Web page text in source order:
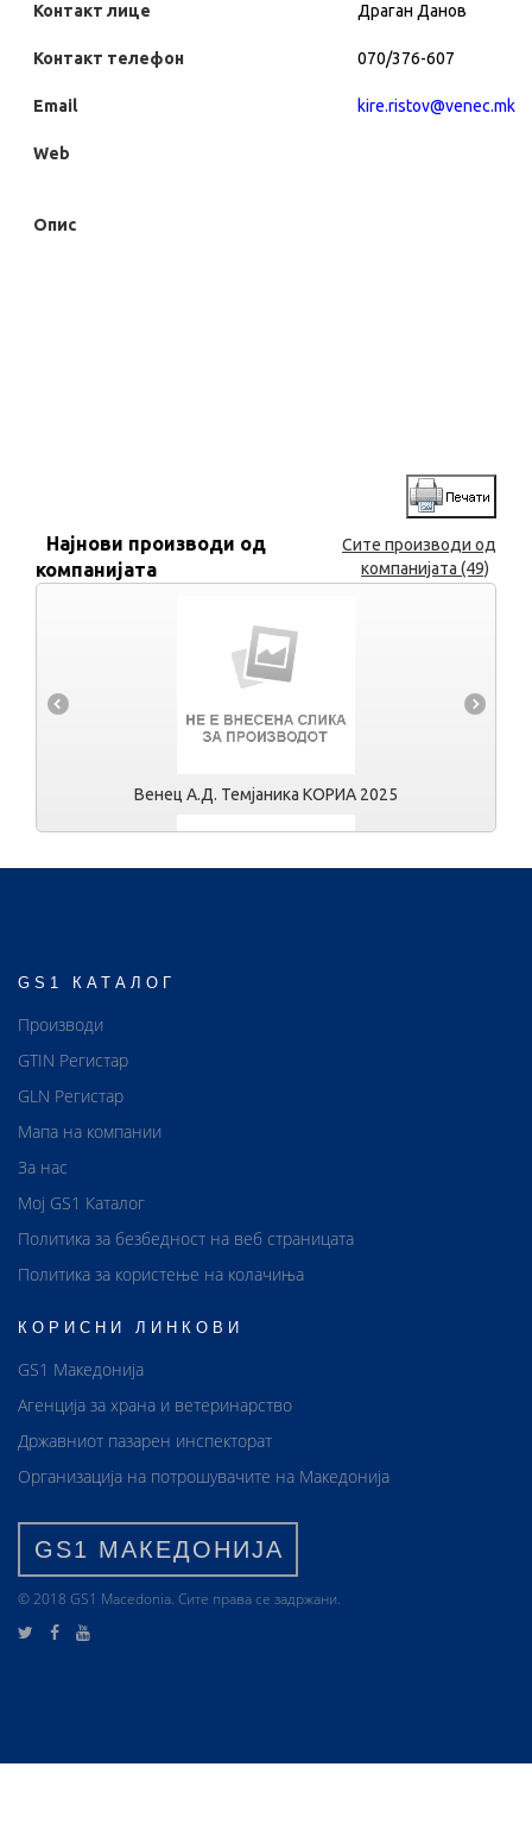
Контакт лице Драган Данов
Контакт телефон 070/376-607
Email kire.ristov@venec.mk
Web
Опис
Најнови производи од
компанијата
Сите производи од
компанијата (49)
Венец А.Д. Темјаника КОРИА 2025
GS1 КАТАЛОГ
Производи
GTIN Регистар
GLN Регистар
Мапа на компании
За нас
Мој GS1 Каталог
Политика за безбедност на веб страницата
Политика за користење на колачиња
КОРИСНИ ЛИНКОВИ
GS1 Македонија
Агенција за храна и ветеринарство
Државниот пазарен инспекторат
Организација на потрошувачите на Македонија
GS1 МАКЕДОНИЈА
© 2018 GS1 Маcedonia. Сите права се задржани.